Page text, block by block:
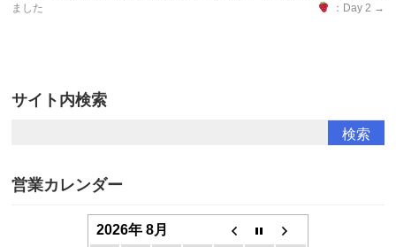
ました
：Day 2 →
サイト内検索
営業カレンダー
2026年 8月